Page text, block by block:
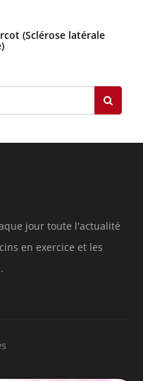
(Sclérose latérale
jour toute l'actualité
en exercice et les